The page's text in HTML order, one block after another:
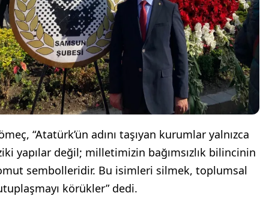
“Atatürk’ün adını taşıyan kurumlar yalnızca
yapılar değil; milletimizin bağımsızlık bilincinin
sembolleridir. Bu isimleri silmek, toplumsal
körükler” dedi.